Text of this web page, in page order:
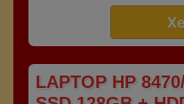
LAPTOP HP